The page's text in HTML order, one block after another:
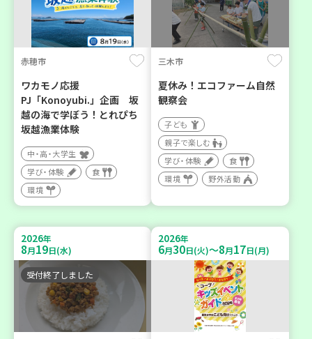
赤穂市
ワカモノ応援
PJ「Konoyubi.」企画 坂
越の海で学ぼう！とれぴち
坂越漁業体験
中・高・大学生
学び・体験
食
環境
三木市
夏休み！エコファーム自然
観察会
子ども
親子で楽しむ
学び・体験
食
環境
野外活動
2026年
8月19日(水)
受付終了しました
2026年
6月30日(火)～8月17日(月)